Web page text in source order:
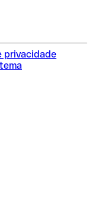
privacidade